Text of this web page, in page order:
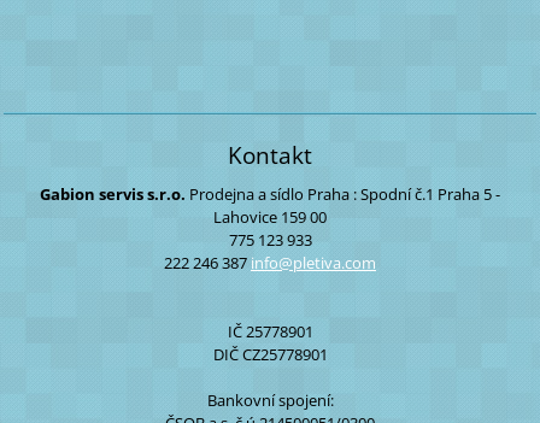
Kontakt
Gabion servis s.r.o. Prodejna a sídlo Praha :Spodní č.1 Praha 5 -
Lahovice 159 00
775 123 933
222 246 387 info@pletiva.com
IČ 25778901
DIČ CZ25778901
Bankovní spojení: